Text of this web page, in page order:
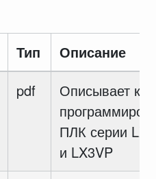
Тип
Описание
pdf
Описывает как
ПЛК серии
и LX3VP